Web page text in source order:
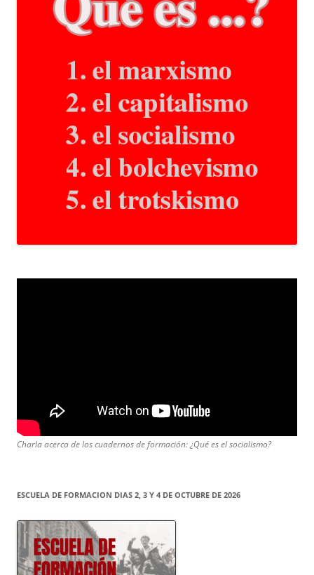
Charla acerca de los cuadernos de formación: ¿Qué es el socialismo?
ESCUELA DE FORMACION DIAS 2, 3 Y 4 DE OCTUBRE DE 2026